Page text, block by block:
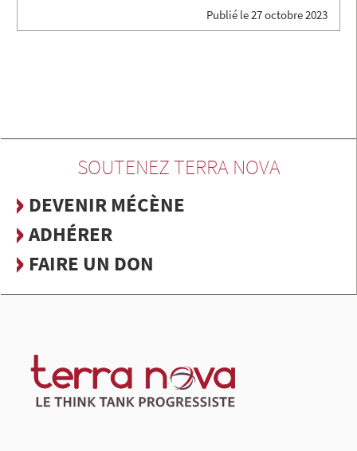
Publié le27 octobre 2023
SOUTENEZ TERRA NOVA
DEVENIR MÉCÈNE
ADHÉRER
FAIRE UN DON